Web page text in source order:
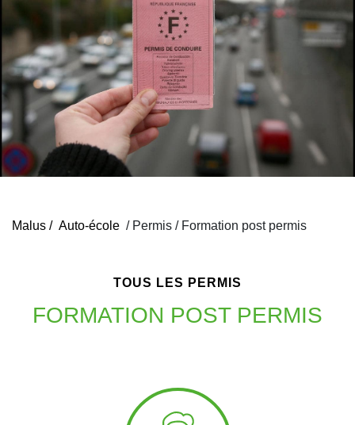
Malus / Auto-école / Permis / Formation post permis
TOUS LES PERMIS
FORMATION POST PERMIS